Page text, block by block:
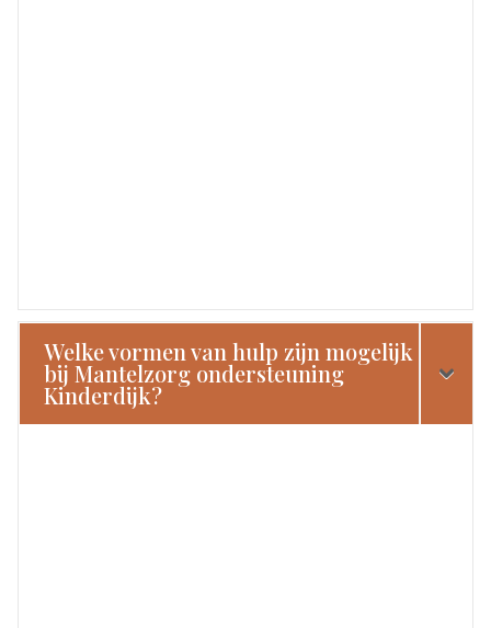
Welke vormen van hulp zijn mogelijk
bij Mantelzorg ondersteuning
Kinderdijk?